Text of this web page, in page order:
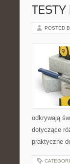
POSTED
odkrywają
dotyczące
praktyczne